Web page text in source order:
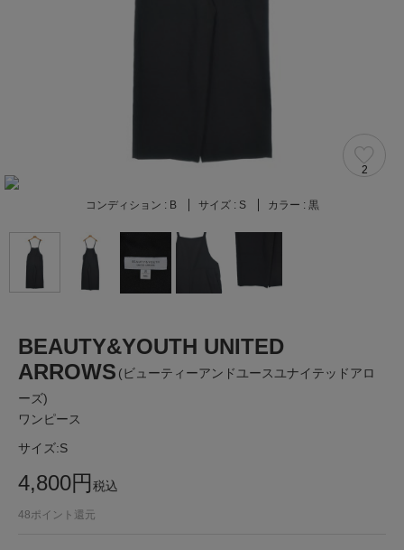
2
コンディション : B サイズ : S カラー : 黒
BEAUTY&YOUTH UNITED
ARROWS (ビューティーアンドユースユナイテッドアロ
ーズ)
ワンピース
サイズ:S
4,800円税込
48ポイント還元